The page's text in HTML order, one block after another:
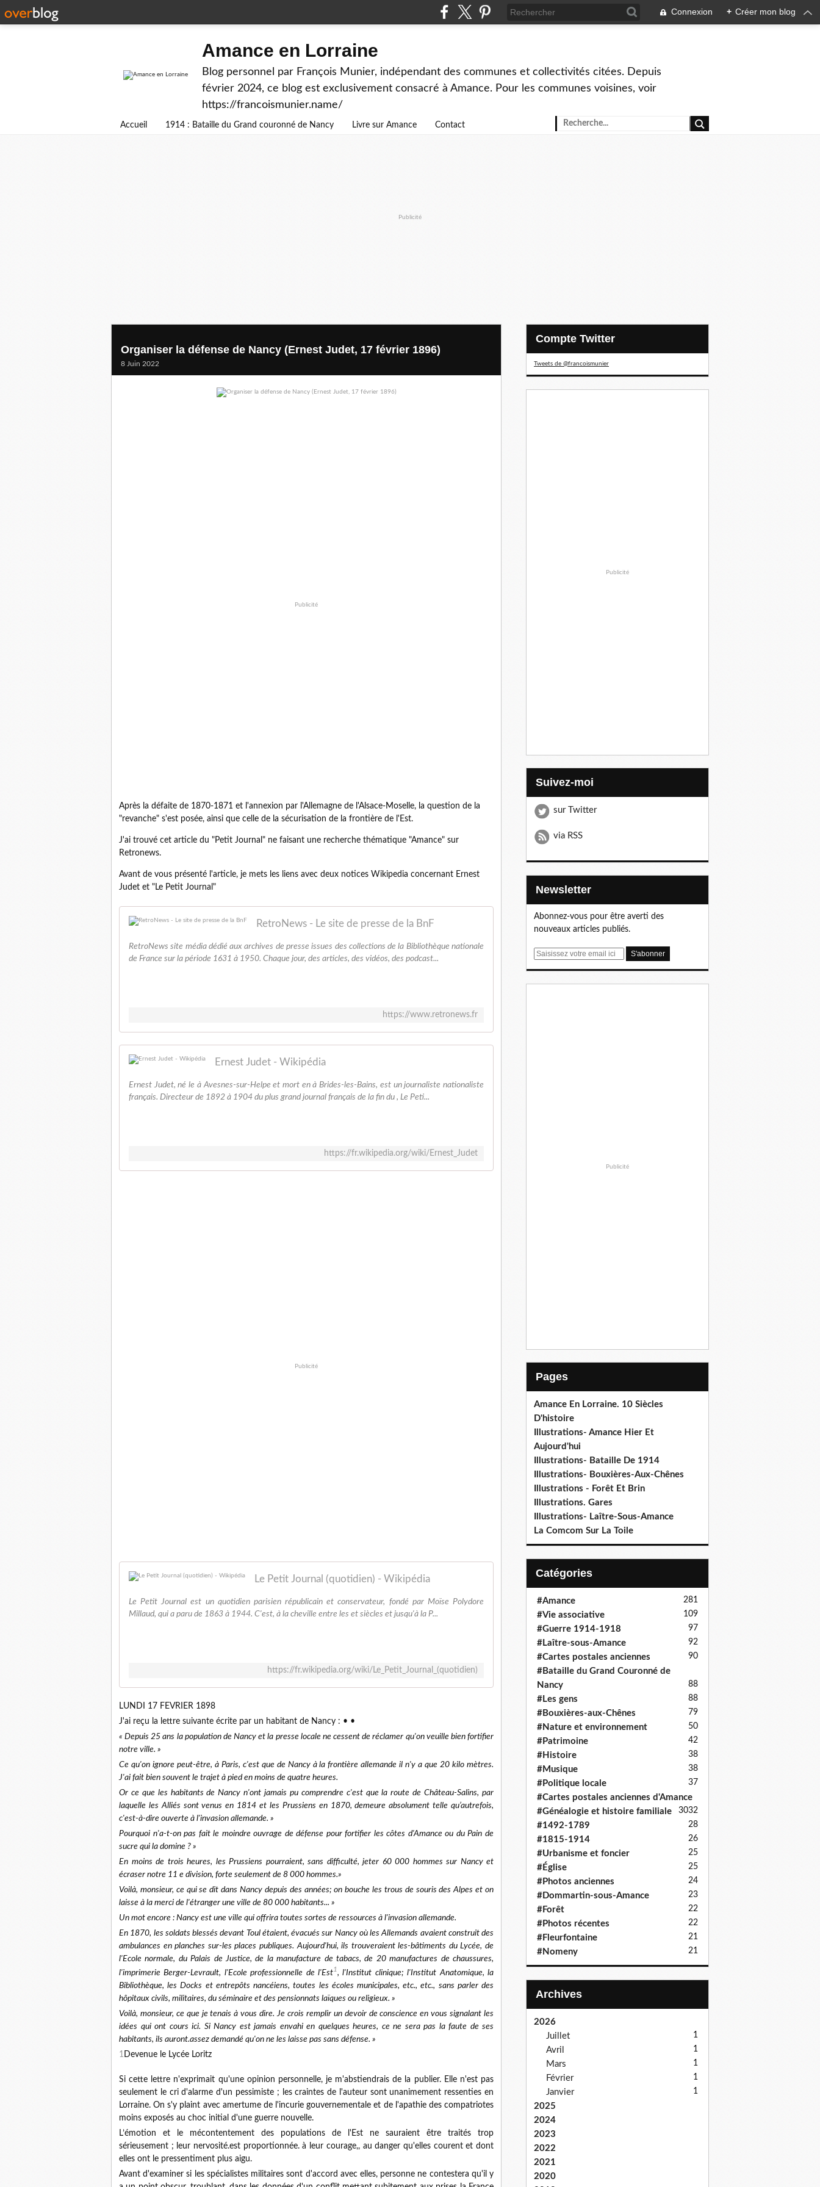
Connexion + Créer mon blog
Amance en Lorraine
Blog personnel par François Munier, indépendant des communes et collectivités citées. Depuis
février 2024, ce blog est exclusivement consacré à Amance. Pour les communes voisines, voir
https://francoismunier.name/
Accueil 1914 : Bataille du Grand couronné de Nancy Livre sur Amance Contact
Publicité
Organiser la défense de Nancy (Ernest Judet, 17 février 1896)
8 Juin 2022
Publicité
Après la défaite de 1870-1871 et l'annexion par l'Allemagne de l'Alsace-Moselle, la question de la
"revanche" s'est posée, ainsi que celle de la sécurisation de la frontière de l'Est.
J'ai trouvé cet article du "Petit Journal" ne faisant une recherche thématique "Amance" sur
Retronews.
Avant de vous présenté l'article, je mets les liens avec deux notices Wikipedia concernant Ernest
Judet et "Le Petit Journal"
RetroNews - Le site de presse de la BnF
RetroNews site média dédié aux archives de presse issues des collections de la Bibliothèque nationale
de France sur la période 1631 à 1950. Chaque jour, des articles, des vidéos, des podcast...
https://www.retronews.fr
Ernest Judet - Wikipédia
Ernest Judet, né le à Avesnes-sur-Helpe et mort en à Brides-les-Bains, est un journaliste nationaliste
français. Directeur de 1892 à 1904 du plus grand journal français de la fin du , Le Peti...
https://fr.wikipedia.org/wiki/Ernest_Judet
Publicité
Le Petit Journal (quotidien) - Wikipédia
Le Petit Journal est un quotidien parisien républicain et conservateur, fondé par Moïse Polydore
Millaud, qui a paru de 1863 à 1944. C'est, à la cheville entre les et siècles et jusqu'à la P...
https://fr.wikipedia.org/wiki/Le_Petit_Journal_(quotidien)
LUNDI 17 FEVRIER 1898
J'ai reçu la lettre suivante écrite par un habitant de Nancy : • •
« Depuis 25 ans la population de Nancy et la presse locale ne cessent de réclamer qu'on veuille bien fortifier
notre ville. »
Ce qu'on ignore peut-être, à Paris, c'est que de Nancy à la frontière allemande il n'y a que 20 kilo mètres.
J'ai fait bien souvent le trajet à pied en moins de quatre heures.
Or ce que les habitants de Nancy n'ont jamais pu comprendre c'est que la route de Château-Salins, par
laquelle les Alliés sont venus en 1814 et les Prussiens en 1870, demeure absolument telle qu’autrefois,
c'est-à-dire ouverte à l'invasion allemande. »
Pourquoi n'a-t-on pas fait le moindre ouvrage de défense pour fortifier les côtes d'Amance ou du Pain de
sucre qui la domine ? »
En moins de trois heures, les Prussiens pourraient, sans difficulté, jeter 60 000 hommes sur Nancy et
écraser notre 11 e division, forte seulement de 8 000 hommes.»
Voilà, monsieur, ce qui se dit dans Nancy depuis des années; on bouche les trous de souris des Alpes et on
laisse à la merci de l'étranger une ville de 80 000 habitants... »
Un mot encore : Nancy est une ville qui offrira toutes sortes de ressources à l'invasion allemande.
En 1870, les soldats blessés devant Toul étaient, évacués sur Nancy où les Allemands avaient construit des
ambulances en planches sur-les places publiques. Aujourd'hui, ils trouveraient les-bâtiments du Lycée, de
l'Ecole normale, du Palais de Justice, de la manufacture de tabacs, de 20 manufactures de chaussures,
l'imprimerie Berger-Levrault, l'Ecole professionnelle de l'Est1, l'Institut clinique; l'Institut Anatomique, la
Bibliothèque, les Docks et entrepôts nancéiens, toutes les écoles municipales, etc., etc., sans parler des
hôpitaux civils, militaires, du séminaire et des pensionnats laïques ou religieux. »
Voilà, monsieur, ce que je tenais à vous dire. Je crois remplir un devoir de conscience en vous signalant les
idées qui ont cours ici. Si Nancy est jamais envahi en quelques heures, ce ne sera pas la faute de ses
habitants, ils auront.assez demandé qu'on ne les laisse pas sans défense. »
1
Devenue le Lycée Loritz
Si cette lettre n'exprimait qu'une opinion personnelle, je m'abstiendrais de la publier. Elle n'est pas
seulement le cri d'alarme d'un pessimiste ; les craintes de l'auteur sont unanimement ressenties en
Lorraine. On s'y plaint avec amertume de l'incurie gouvernementale et de l'apathie des compatriotes
moins exposés au choc initial d'une guerre nouvelle.
L’émotion et le mécontentement des populations de l'Est ne sauraient être traités trop
sérieusement ; leur nervosité.est proportionnée. à leur courage,, au danger qu'elles courent et dont
elles ont le pressentiment plus aigu.
Avant d'examiner si les spécialistes militaires sont d'accord avec elles, personne ne contestera qu'il y
Compte Twitter
Tweets de @francoismunier
Publicité
Suivez-moi
sur Twitter
via RSS
Newsletter
Abonnez-vous pour être averti des
nouveaux articles publiés.
E
Publicité
Pages
Amance En Lorraine. 10 Siècles
D'histoire
Illustrations- Amance Hier Et
Aujourd'hui
Illustrations- Bataille De 1914
Illustrations- Bouxières-Aux-Chênes
Illustrations - Forêt Et Brin
Illustrations. Gares
Illustrations- Laître-Sous-Amance
La Comcom Sur La Toile
Catégories
#Amance 281
#Vie associative 109
#Guerre 1914-1918 97
#Laître-sous-Amance 92
#Cartes postales anciennes 90
#Bataille du Grand Couronné de
Nancy
88
#Les gens 88
#Bouxières-aux-Chênes 79
#Nature et environnement 50
#Patrimoine 42
#Histoire 38
#Musique 38
#Politique locale 37
#Cartes postales anciennes d'Amance
32
#Généalogie et histoire familiale 30
#1492-1789 28
#1815-1914 26
#Urbanisme et foncier 25
#Église 25
#Photos anciennes 24
#Dommartin-sous-Amance 23
#Forêt 22
#Photos récentes 22
#Fleurfontaine 21
#Nomeny 21
Archives
2026
Juillet
1
Avril 1
Mars 1
Février 1
Janvier 1
2025
2024
2023
2022
2021
2020